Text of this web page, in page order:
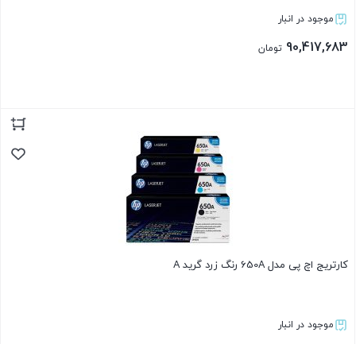
موجود در انبار
90,417,683 تومان
کارتریج اچ پی مدل 650A رنگ زرد گرید A
موجود در انبار